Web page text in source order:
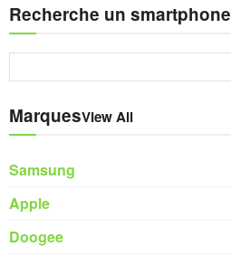
Recherche un smartphone
MarquesView All
Samsung
Apple
Doogee